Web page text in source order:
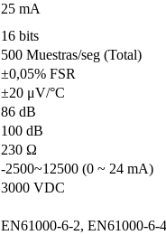
25 mA
16 bits
500 Muestras/seg (Total)
±0,05% FSR
±20 μV/°C
86 dB
100 dB
230 Ω
-2500~12500 (0 ~ 24 mA)
3000 VDC
EN61000-6-2, EN61000-